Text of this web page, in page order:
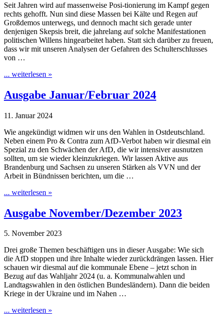
Seit Jahren wird auf massenweise Posi-tionierung im Kampf gegen
rechts gehofft. Nun sind diese Massen bei Kälte und Regen auf
Großdemos unterwegs, und dennoch macht sich gerade unter
denjenigen Skepsis breit, die jahrelang auf solche Manifestationen
politischen Willens hingearbeitet haben. Statt sich darüber zu freuen,
dass wir mit unseren Analysen der Gefahren des Schulterschlusses
von …
... weiterlesen »
Ausgabe Januar/Februar 2024
11. Januar 2024
Wie angekündigt widmen wir uns den Wahlen in Ostdeutschland.
Neben einem Pro & Contra zum AfD-Verbot haben wir diesmal ein
Spezial zu den Schwächen der AfD, die wir intensiver ausnutzen
sollten, um sie wieder kleinzukriegen. Wir lassen Aktive aus
Brandenburg und Sachsen zu unseren Stärken als VVN und der
Arbeit in Bündnissen berichten, um die …
... weiterlesen »
Ausgabe November/Dezember 2023
5. November 2023
Drei große Themen beschäftigen uns in dieser Ausgabe: Wie sich
die AfD stoppen und ihre Inhalte wieder zurückdrängen lassen. Hier
schauen wir diesmal auf die kommunale Ebene – jetzt schon in
Bezug auf das Wahljahr 2024 (u. a. Kommunalwahlen und
Landtagswahlen in den östlichen Bundesländern). Dann die beiden
Kriege in der Ukraine und im Nahen …
... weiterlesen »